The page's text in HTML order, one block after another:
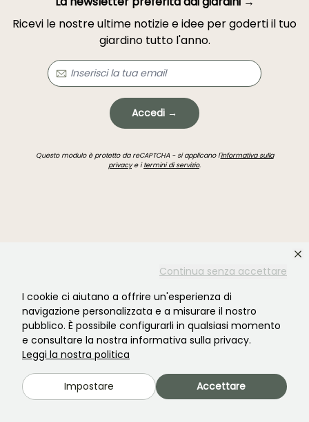
Continua senza accettare
I cookie ci aiutano a offrire un'esperienza di
navigazione personalizzata e a misurare il nostro
pubblico. È possibile configurarli in qualsiasi momento
e consultare la nostra informativa sulla privacy.
Leggi la nostra politica
Impostare Accettare
Ricevi le nostre ultime notizie e idee per goderti il tuo
giardino tutto l'anno.
Accedi →
Questo modulo è protetto da reCAPTCHA - si applicano l'informativa sulla
privacye itermini di servizio.
Non hai trovato quello che cercavi?